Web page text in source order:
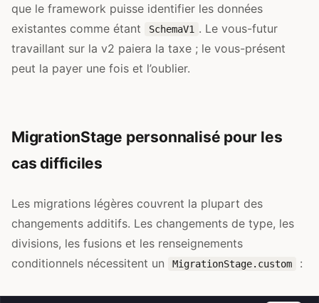
que le framework puisse identifier les données
existantes comme étant
SchemaV1 . Le vous-futur
travaillant sur la v2 paiera la taxe ; le vous-présent
peut la payer une fois et l’oublier.
MigrationStage personnalisé pour les
cas difficiles
Les migrations légères couvrent la plupart des
changements additifs. Les changements de type, les
divisions, les fusions et les renseignements
conditionnels nécessitent un
MigrationStage.custom :